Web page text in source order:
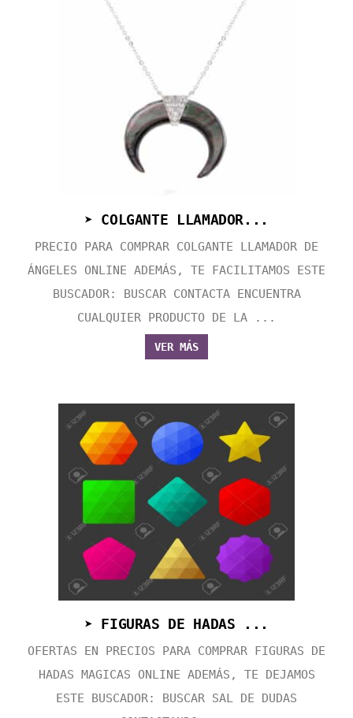
➤ COLGANTE LLAMADOR...
PRECIO PARA COMPRAR COLGANTE LLAMADOR DE
ÁNGELES ONLINE ADEMÁS, TE FACILITAMOS ESTE
BUSCADOR: BUSCAR CONTACTA ENCUENTRA
CUALQUIER PRODUCTO DE LA ...
VER MÁS
➤ FIGURAS DE HADAS ...
OFERTAS EN PRECIOS PARA COMPRAR FIGURAS DE
HADAS MAGICAS ONLINE ADEMÁS, TE DEJAMOS
ESTE BUSCADOR: BUSCAR SAL DE DUDAS